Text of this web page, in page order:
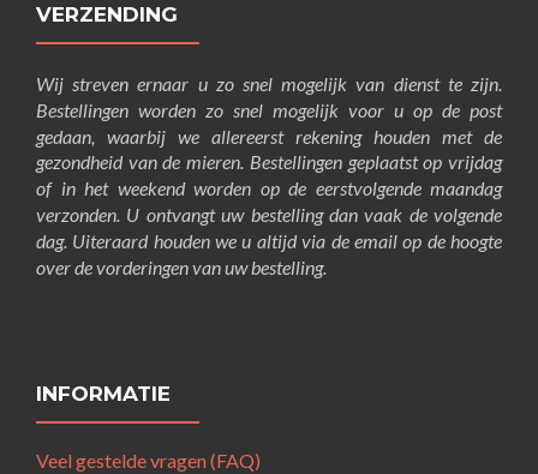
VERZENDING
Wij streven ernaar u zo snel mogelijk van dienst te zijn.
Bestellingen worden zo snel mogelijk voor u op de post
gedaan, waarbij we allereerst rekening houden met de
gezondheid van de mieren. Bestellingen geplaatst op vrijdag
of in het weekend worden op de eerstvolgende maandag
verzonden. U ontvangt uw bestelling dan vaak de volgende
dag. Uiteraard houden we u altijd via de email op de hoogte
over de vorderingen van uw bestelling.
INFORMATIE
Veel gestelde vragen (FAQ)